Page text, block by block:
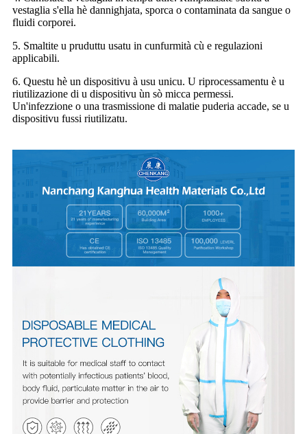
vestaglia s'ella hè dannighjata, sporca o contaminata da sangue o
fluidi corporei.
5. Smaltite u pruduttu usatu in cunfurmità cù e regulazioni
applicabili.
6. Questu hè un dispositivu à usu unicu. U riprocessamentu è u
riutilizazione di u dispositivu ùn sò micca permessi.
Un'infezzione o una trasmissione di malatie puderia accade, se u
dispositivu fussi riutilizatu.